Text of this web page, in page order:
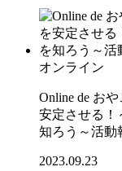
オンライン
Online de お
安定させる！
知ろう～活動
2023.09.23